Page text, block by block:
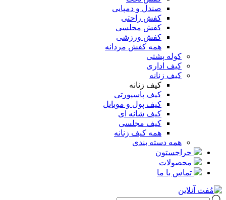
صندل و دمپایی
کفش راحتی
کفش مجلسی
کفش ورزشی
همه کفش مردانه
کوله پشتی
کیف اداری
کیف زنانه
کیف زنانه
کیف پاسپورتی
کیف پول و موبایل
کیف شانه ای
کیف مجلسی
همه کیف زنانه
همه دسته بندی
حراجستون
محصولات
تماس با ما